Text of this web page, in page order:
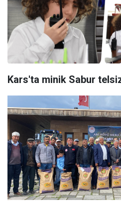
Kars'ta minik Sabur